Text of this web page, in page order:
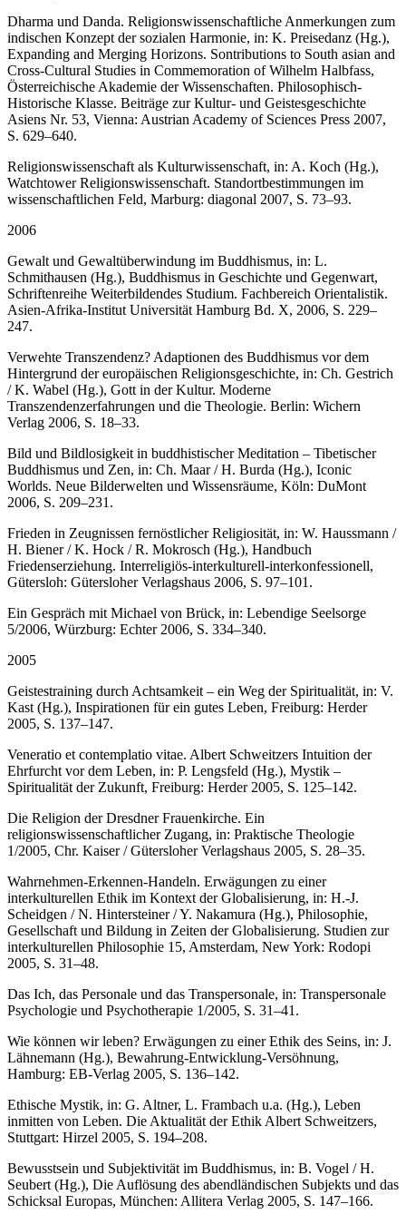
Dharma und Danda. Religionswissenschaftliche Anmerkungen zum
indischen Konzept der sozialen Harmonie, in: K. Preisedanz (Hg.),
Expanding and Merging Horizons. Sontributions to South asian and
Cross-Cultural Studies in Commemoration of Wilhelm Halbfass,
Österreichische Akademie der Wissenschaften. Philosophisch-
Historische Klasse. Beiträge zur Kultur- und Geistesgeschichte
Asiens Nr. 53, Vienna: Austrian Academy of Sciences Press 2007,
S. 629–640.
Religionswissenschaft als Kulturwissenschaft, in: A. Koch (Hg.),
Watchtower Religionswissenschaft. Standortbestimmungen im
wissenschaftlichen Feld, Marburg: diagonal 2007, S. 73–93.
2006
Gewalt und Gewaltüberwindung im Buddhismus, in: L.
Schmithausen (Hg.), Buddhismus in Geschichte und Gegenwart,
Schriftenreihe Weiterbildendes Studium. Fachbereich Orientalistik.
Asien-Afrika-Institut Universität Hamburg Bd. X, 2006, S. 229–
247.
Verwehte Transzendenz? Adaptionen des Buddhismus vor dem
Hintergrund der europäischen Religionsgeschichte, in: Ch. Gestrich
/ K. Wabel (Hg.), Gott in der Kultur. Moderne
Transzendenzerfahrungen und die Theologie. Berlin: Wichern
Verlag 2006, S. 18–33.
Bild und Bildlosigkeit in buddhistischer Meditation – Tibetischer
Buddhismus und Zen, in: Ch. Maar / H. Burda (Hg.), Iconic
Worlds. Neue Bilderwelten und Wissensräume, Köln: DuMont
2006, S. 209–231.
Frieden in Zeugnissen fernöstlicher Religiosität, in: W. Haussmann /
H. Biener / K. Hock / R. Mokrosch (Hg.), Handbuch
Friedenserziehung. Interreligiös-interkulturell-interkonfessionell,
Gütersloh: Gütersloher Verlagshaus 2006, S. 97–101.
Ein Gespräch mit Michael von Brück, in: Lebendige Seelsorge
5/2006, Würzburg: Echter 2006, S. 334–340.
2005
Geistestraining durch Achtsamkeit – ein Weg der Spiritualität, in: V.
Kast (Hg.), Inspirationen für ein gutes Leben, Freiburg: Herder
2005, S. 137–147.
Veneratio et contemplatio vitae. Albert Schweitzers Intuition der
Ehrfurcht vor dem Leben, in: P. Lengsfeld (Hg.), Mystik –
Spiritualität der Zukunft, Freiburg: Herder 2005, S. 125–142.
Die Religion der Dresdner Frauenkirche. Ein
religionswissenschaftlicher Zugang, in: Praktische Theologie
1/2005, Chr. Kaiser / Gütersloher Verlagshaus 2005, S. 28–35.
Wahrnehmen-Erkennen-Handeln. Erwägungen zu einer
interkulturellen Ethik im Kontext der Globalisierung, in: H.-J.
Scheidgen / N. Hintersteiner / Y. Nakamura (Hg.), Philosophie,
Gesellschaft und Bildung in Zeiten der Globalisierung. Studien zur
interkulturellen Philosophie 15, Amsterdam, New York: Rodopi
2005, S. 31–48.
Das Ich, das Personale und das Transpersonale, in: Transpersonale
Psychologie und Psychotherapie 1/2005, S. 31–41.
Wie können wir leben? Erwägungen zu einer Ethik des Seins, in: J.
Lähnemann (Hg.), Bewahrung-Entwicklung-Versöhnung,
Hamburg: EB-Verlag 2005, S. 136–142.
Ethische Mystik, in: G. Altner, L. Frambach u.a. (Hg.), Leben
inmitten von Leben. Die Aktualität der Ethik Albert Schweitzers,
Stuttgart: Hirzel 2005, S. 194–208.
Bewusstsein und Subjektivität im Buddhismus, in: B. Vogel / H.
Seubert (Hg.), Die Auflösung des abendländischen Subjekts und das
Schicksal Europas, München: Allitera Verlag 2005, S. 147–166.